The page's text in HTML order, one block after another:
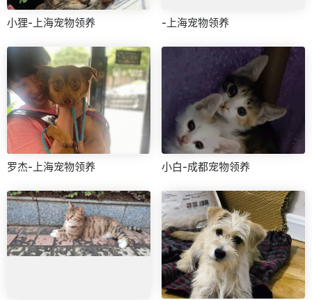
小狸-上海宠物领养 -上海宠物领养
罗杰-上海宠物领养 小白-成都宠物领养